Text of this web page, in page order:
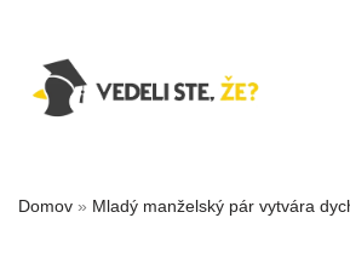
Domov » Mladý manželský pár vytvára